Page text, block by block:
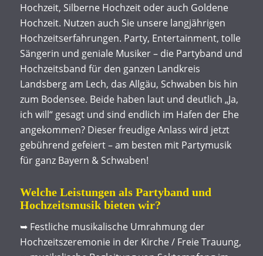
Hochzeit, Silberne Hochzeit oder auch Goldene
Hochzeit. Nutzen auch Sie unsere langjährigen
Hochzeitserfahrungen. Party, Entertainment, tolle
Sängerin und geniale Musiker – die Partyband und
Hochzeitsband für den ganzen Landkreis
Landsberg am Lech, das Allgäu, Schwaben bis hin
zum Bodensee. Beide haben laut und deutlich „Ja,
ich will“ gesagt und sind endlich im Hafen der Ehe
angekommen? Dieser freudige Anlass wird jetzt
gebührend gefeiert – am besten mit Partymusik
für ganz Bayern & Schwaben!
Welche Leistungen als Partyband und
Hochzeitsmusik bieten wir?
➥ Festliche musikalische Umrahmung der
Hochzeitszeremonie in der Kirche / Freie Trauung,